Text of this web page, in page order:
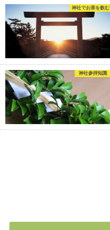
神社でお茶を飲む
神社参拝知識